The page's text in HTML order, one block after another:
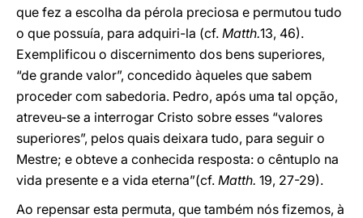
que fez a escolha da pérola preciosa e permutou tudo
o que possuía, para adquiri-la (cf. Matth.13, 46).
Exemplificou o discernimento dos bens superiores,
“de grande valor”, concedido àqueles que sabem
proceder com sabedoria. Pedro, após uma tal opção,
atreveu-se a interrogar Cristo sobre esses “valores
superiores”, pelos quais deixara tudo, para seguir o
Mestre; e obteve a conhecida resposta: o cêntuplo na
vida presente e a vida eterna”(cf. Matth. 19, 27-29).
Ao repensar esta permuta, que também nós fizemos, à